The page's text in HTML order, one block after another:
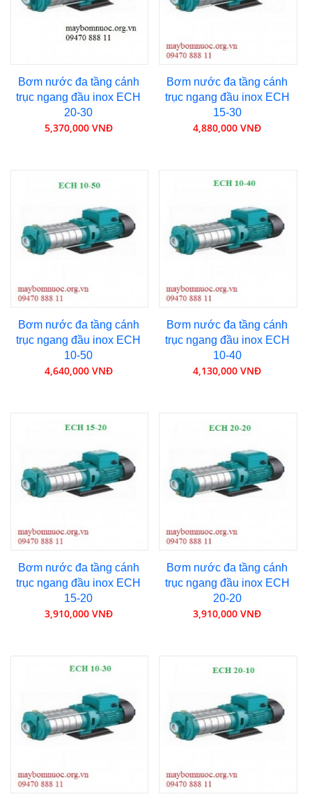
Bơm nước đa tầng cánh
trục ngang đầu inox ECH
20-30
5,370,000 VNĐ
Bơm nước đa tầng cánh
trục ngang đầu inox ECH
15-30
4,880,000 VNĐ
Bơm nước đa tầng cánh
trục ngang đầu inox ECH
10-50
4,640,000 VNĐ
Bơm nước đa tầng cánh
trục ngang đầu inox ECH
10-40
4,130,000 VNĐ
Bơm nước đa tầng cánh
trục ngang đầu inox ECH
15-20
3,910,000 VNĐ
Bơm nước đa tầng cánh
trục ngang đầu inox ECH
20-20
3,910,000 VNĐ